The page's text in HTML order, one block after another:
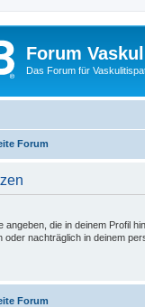
Forum
Das Forum für
Forum
angeben, die in deinem Profil
nachträglich in deinem
Forum